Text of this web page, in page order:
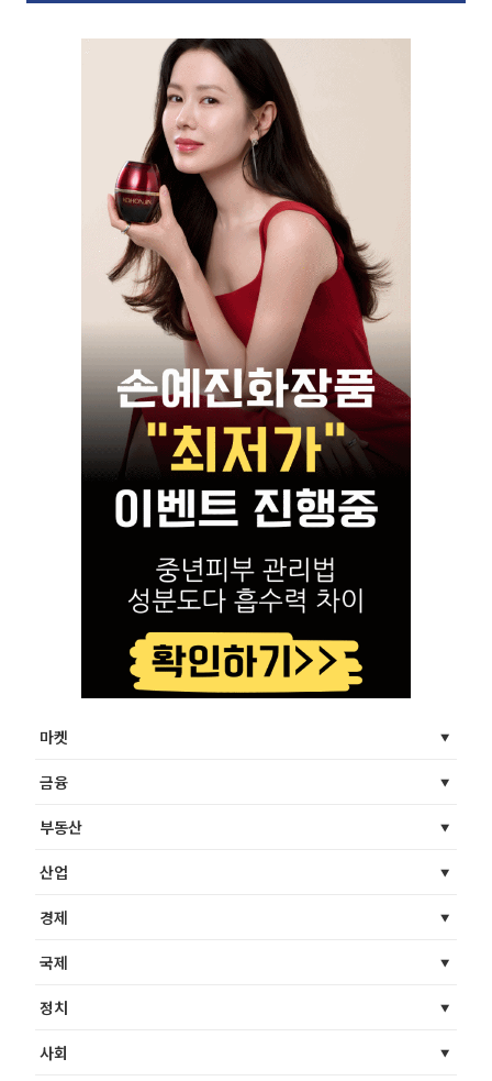
마켓
금융
부동산
산업
경제
국제
정치
사회